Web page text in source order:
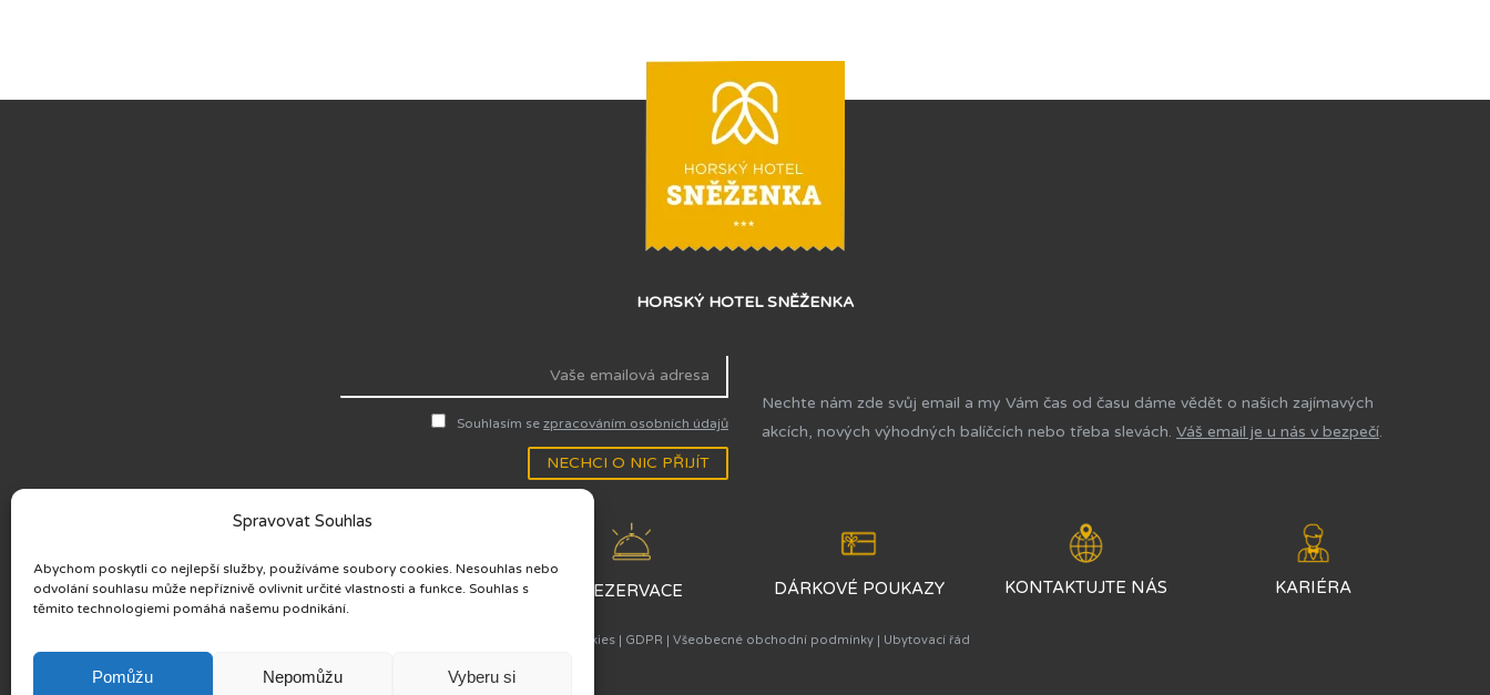
Spravovat Souhlas
Abychom poskytli co nejlepší služby, používáme soubory cookies. Nesouhlas nebo
odvolání souhlasu může nepříznivě ovlivnit určité vlastnosti a funkce. Souhlas s
těmito technologiemi pomáhá našemu podnikání.
Pomůžu Nepomůžu Vyberu si
HORSKÝ HOTEL SNĚŽENKA
Souhlasím se zpracováním osobních údajů
NECHCI O NIC PŘIJÍT
Nechte nám zde svůj email a my Vám čas od času dáme vědět o našich zajímavých
akcích, nových výhodných balíčcích nebo třeba slevách. Váš email je u nás v bezpečí.
SLEDUJTE NÁS ODEBÍREJTE NOVINKY REZERVACE DÁRKOVÉ POUKAZY KONTAKTUJTE NÁS KARIÉRA
Použití cookies| GDPR | Všeobecné obchodní podmínky| Ubytovací řád